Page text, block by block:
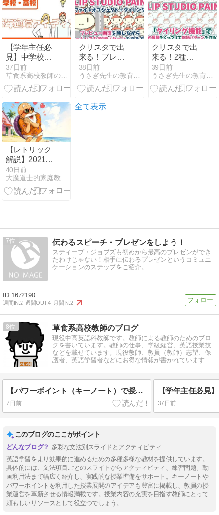
難漢字２字を
発見！〓🩸〓
【学年主任必
見】中学校・
高校1年生の
学年通信アイ
ディア｜4
別テーマ案と
内容
37日前
草食系高校教師のブログ
クリスタで出
来る！プレビ
ューで確認し
ながら複雑な
シームレスパ
方法を紹介し
38日前
うさぎ先生の教育ひきだし
クリスタで出
来る！2種類
の柄で作るシ
ームレスパタ
ーンの作り方
39日前
うさぎ先生の教育ひきだし
【レトリック
解説】2021年
12月25日、ド
ラゴンボー
ル・亀仙人か
40日前
大魔道士的家庭教師Lの現代文航海日誌
全て表示
7 伝わるスピーチ・プレゼンをしよう！
スティーブ・ジョブズも初めから最高のプレゼンができ
たわけじゃない！相手に伝わるプレゼンというコミュニ
ケーションのステップをご紹介。
1672190
週間IN:2 週間OUT:4 月間IN:2
8 草食系高校教師のブログ
現役中高英語科教師です。教師による教師のためのブロ
グを書いています。教師の仕事、学級経営、英語授業技
などを載せています。現役教師、教員（教師）志望、保
護者、英語学習者などにお得な情報が書かれていますの
【パワーポイント（キーノート）で授業（英語）】文法項目別全授業スライドと全アクティビティ最新
7日前 37日前
このブログのここがポイント
多彩な文法別スライドとアクティビティ
英語学習をより効果的に進めるための多種多様な教材を提供しています。
具体的には、文法項目ごとのスライドからアクティビティ、練習問題、動
画利用法まで幅広く紹介し、実践的な授業準備をサポート。キーノートや
パワーポイントを利用した授業展開のアイデアも豊富に掲載し、教員の授
業運営を革新させる情報満載です。授業内容の充実を目指す教師にとって
頼もしいリソースとして役立つでしょう。